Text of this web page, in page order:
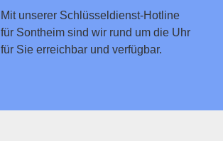
Mit unserer Schlüsseldienst-Hotline
für Sontheim sind wir rund um die Uhr
für Sie erreichbar und verfügbar.